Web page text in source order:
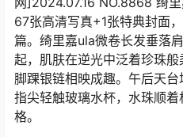
67张高清写真+1张特典封面
篇。绮里嘉ula微卷长发垂落
起，肌肤在逆光中泛着珍珠
脚踝银链相映成趣。午后天台
指尖轻触玻璃水杯，水珠顺
格。